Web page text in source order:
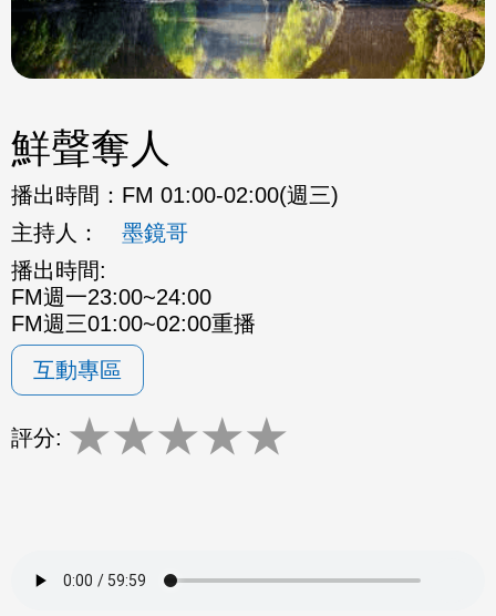
鮮聲奪人
播出時間： FM 01:00-02:00(週三)
主持人：
墨鏡哥
播出時間:
FM週一23:00~24:00
FM週三01:00~02:00重播
互動專區
評分: ★★★★★